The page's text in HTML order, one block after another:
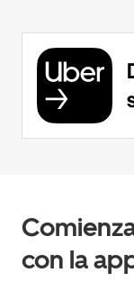
con la